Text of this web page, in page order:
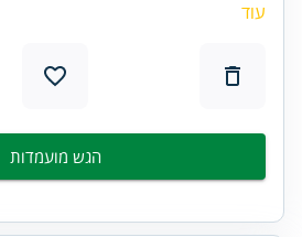
עוד
הגש מועמדות